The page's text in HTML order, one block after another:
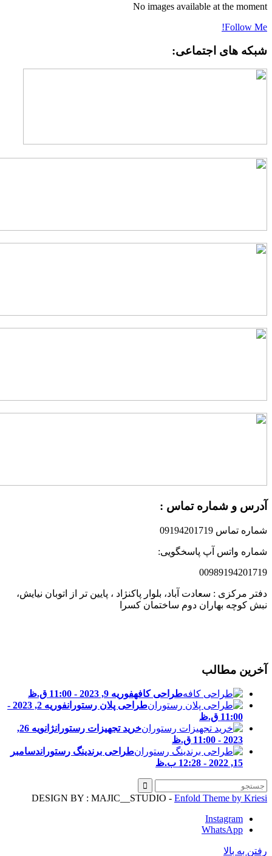
No images available at the
Follow
های اجتماعی:
و شماره تماس :
تماس 09194201719
واتس آپ پاسخگویی:
مرکزی : سعادت آباد، بلوار پاکنژاد ، پایین تر از اتوبان نیایش،
کوچه بهاران دوم ساختمان کسرا
مطالب
طراحی کافهفوریه 9, 2023 - 11:00 ق.ظ
طراحی پلان رستوران
فوریه 2, 2023 -
11:00 ق.ظ
خرید تجهیزات رستوران
ژانویه 26,
2023 - 11:00 ق.ظ
طراحی برندینگ رستوران دسامبر
15, 2022 - 12:28 ب.ظ
DESIGN BY : MAJIC__STUDIO -Enfold Theme by
Instagram
WhatsApp
به بالا